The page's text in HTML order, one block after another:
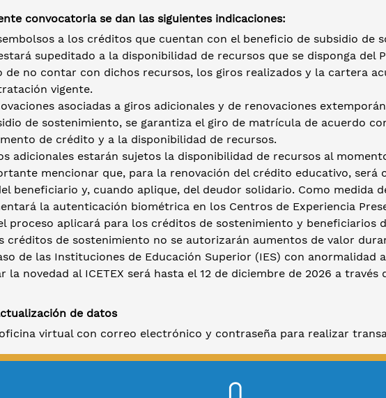
convocatoria se dan las siguientes indicaciones:
a los créditos que cuentan con el beneficio de subsidio de
supeditado a la disponibilidad de recursos que se disponga del
de no contar con dichos recursos, los giros realizados y la cartera
vigente.
asociadas a giros adicionales y de renovaciones
de sostenimiento, se garantiza el giro de matrícula de acuerdo
de crédito y a la disponibilidad de recursos.
adicionales estarán sujetos la disponibilidad de recursos al
mencionar que, para la renovación del crédito educativo, será
beneficiario y, cuando aplique, del deudor solidario. Como medida
la autenticación biométrica en los Centros de Experiencia
proceso aplicará para los créditos de sostenimiento y beneficiarios
créditos de sostenimiento no se autorizarán aumentos de valor
de las Instituciones de Educación Superior (IES) con anormalidad
la novedad al ICETEX será hasta el 12 de diciembre de 2026 a través
de datos
virtual con correo electrónico y contraseña para realizar